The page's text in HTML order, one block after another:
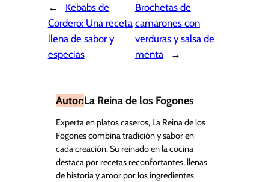
←
Kebabs de
Cordero: Una receta
llena de sabor y
especias
Brochetas de
camarones con
verduras y salsa de
menta
→
Autor:La Reina de los Fogones
Experta en platos caseros, La Reina de los
Fogones combina tradición y sabor en
cada creación. Su reinado en la cocina
destaca por recetas reconfortantes, llenas
de historia y amor por los ingredientes